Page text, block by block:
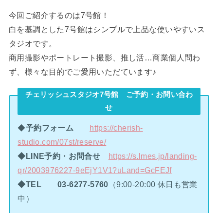
今回ご紹介するのは7号館！
白を基調とした7号館はシンプルで上品な使いやすいス
タジオです。
商用撮影やポートレート撮影、推し活…商業個人問わ
ず、様々な目的でご愛用いただています♪
チェリッシュスタジオ7号館 ご予約・お問い合わ
せ
◆予約フォーム
https://cherish-
studio.com/07st/reserve/
◆LINE予約・お問合せ
https://s.lmes.jp/landing-
qr/2003976227-9eEjY1V1?uLand=GcFEJf
◆TEL
03-6277-5760 （9:00-20:00 休日も営業
中）